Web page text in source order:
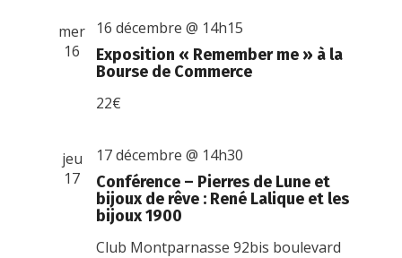
mer
16
Exposition « Remember me » à la
Bourse de Commerce
16 décembre @ 14h15
22€
jeu
17
Conférence – Pierres de Lune et
bijoux de rêve : René Lalique et les
bijoux 1900
17 décembre @ 14h30
Club Montparnasse92bis boulevard